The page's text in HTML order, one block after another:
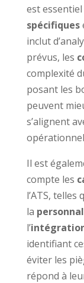
est
spécifiques
inclut
prévus, les
complexité
posant les
peuvent
s’alignent
Il est
compte les
l’ATS, telles
la
l’
identifiant
éviter les
répond à